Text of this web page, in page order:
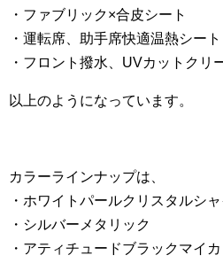
・ファブリック×合皮シート
・運転席、助手席快適温熱シート
・フロント撥水、UVカットクリ
以上のようになっています。
カラーラインナップは、
・ホワイトパールクリスタルシ
・シルバーメタリック
・アティチュードブラックマイカ